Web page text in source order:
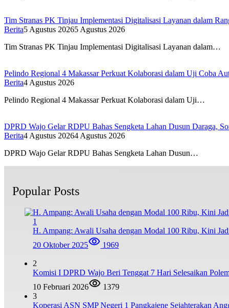
Tim Stranas PK Tinjau Implementasi Digitalisasi Layanan dalam
Berita5 Agustus 20265 Agustus 2026
Tim Stranas PK Tinjau Implementasi Digitalisasi Layanan dalam…
Pelindo Regional 4 Makassar Perkuat Kolaborasi dalam Uji Coba
Berita4 Agustus 2026
Pelindo Regional 4 Makassar Perkuat Kolaborasi dalam Uji…
DPRD Wajo Gelar RDPU Bahas Sengketa Lahan Dusun Daraga,
Berita4 Agustus 20264 Agustus 2026
DPRD Wajo Gelar RDPU Bahas Sengketa Lahan Dusun…
Popular Posts
1
H. Ampang: Awali Usaha dengan Modal 100 Ribu, Kini
20 Oktober 2025
1969
2
Komisi I DPRD Wajo Beri Tenggat 7 Hari Selesaikan
10 Februari 2026
1379
3
Koperasi ASN SMP Negeri 1 Pangkajene Sejahterakan